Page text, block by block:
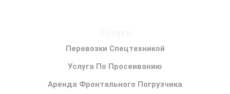
Перевозки Спецтехникой
Услуга По Просеиванию
Аренда Фронтального Погрузчика